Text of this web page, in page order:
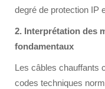
degré de protection IP
2. Interprétation des
fondamentaux
Les câbles chauffants
codes techniques